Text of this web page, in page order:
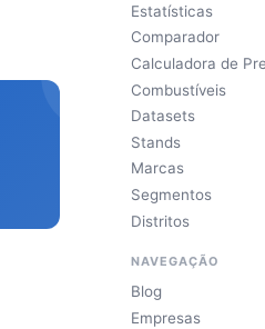
Estatísticas
Comparador
Calculadora de
Combustíveis
Datasets
Stands
Marcas
Segmentos
Distritos
NAVEGAÇÃO
Blog
Empresas